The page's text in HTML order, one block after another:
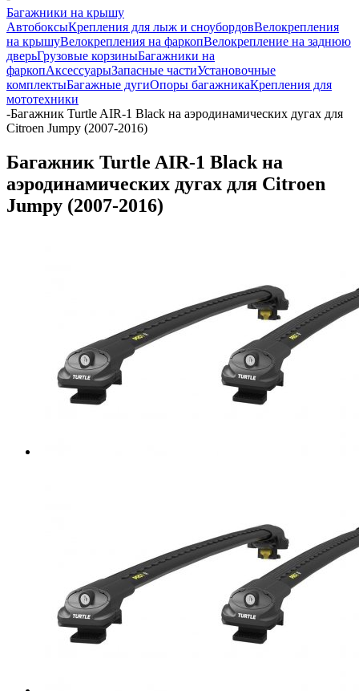
Багажники на крышу
АвтобоксыКрепления для лыж и сноубордовВелокрепления
на крышуВелокрепления на фаркопВелокрепление на заднюю
дверьГрузовые корзиныБагажники на
фаркопАксессуарыЗапасные частиУстановочные
комплектыБагажные дугиОпоры багажникаКрепления для
мототехники
-Багажник Turtle AIR-1 Black на аэродинамических дугах для
Citroen Jumpy (2007-2016)
Багажник Turtle AIR-1 Black на
аэродинамических дугах для Citroen
Jumpy (2007-2016)